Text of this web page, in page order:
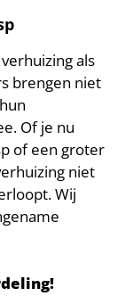
als
brengen niet
Of je nu
of een groter
niet
Wij